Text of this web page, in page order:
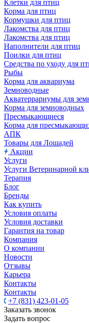
Клетки для птиц
Корма для птиц
Кормушки для птиц
Лакомства для птиц
Лакомства для птиц
Наполнители для птиц
Поилки для птиц
Средства по уходу для
Рыбы
Корма для аквариума
Земноводные
Акватеррариумы для
Корма для земноводных
Пресмыкающиеся
Корма для
АПК
Товары для Лошадей
Акции
Услуги
Услуги Ветеринарной
Терапия
Блог
Бренды
Как купить
Условия оплаты
Условия доставки
Гарантия на товар
Компания
О компании
Новости
Отзывы
Карьера
Контакты
Контакты
+7 (831) 423-01-05
Заказать звонок
Задать вопрос